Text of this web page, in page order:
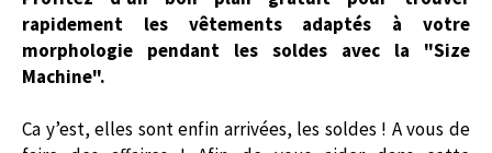
rapidement les vêtements adaptés à votre
morphologie pendant les soldes avec la "Size
Machine".
Ca y’est, elles sont enfin arrivées, les soldes ! A vous de